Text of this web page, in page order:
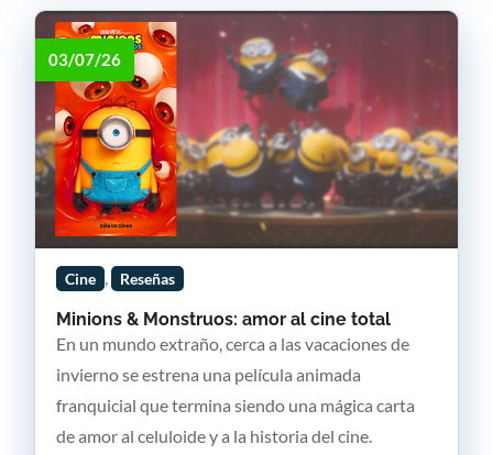
Minions & Monstruos: amor al cine total
03/07/26
Cine , Reseñas
En un mundo extraño, cerca a las vacaciones de
invierno se estrena una película animada
franquicial que termina siendo una mágica carta
de amor al celuloide y a la historia del cine.